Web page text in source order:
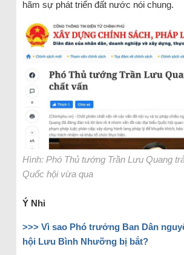
hãm sự phát triển đất nước nói chung.
Hình: Phó Thủ tướng Trần Lưu Quang
Quốc hội vừa qua
Ý Nhi
>>> Vì sao Phó trưởng Ban Dân
hội Lưu Bình Nhưỡng bị bắt?